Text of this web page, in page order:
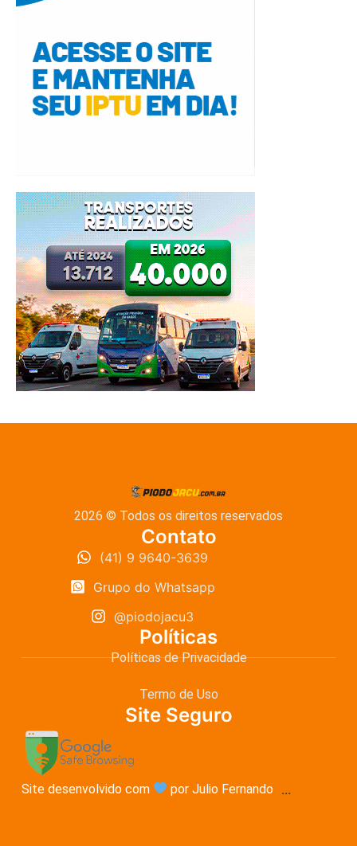
2026 © Todos os direitos reservados
Contato
(41) 9 9640-3639
Grupo do Whatsapp
@piodojacu3
Políticas
Políticas de Privacidade
Termo de Uso
Site Seguro
Site desenvolvido com por Julio Fernando ...